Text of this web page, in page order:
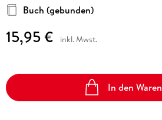
Buch (gebunden)
15,95 € inkl. Mwst.
In den